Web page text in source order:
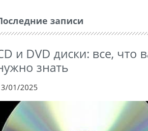
записи
и DVD диски: все, что
знать
01/2025